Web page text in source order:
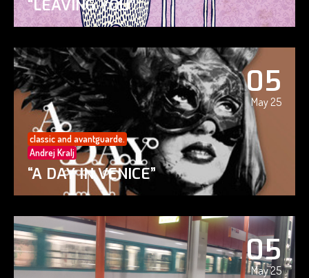
“LEAVING YOU”
05
May 25
classic and avantguarde.
Andrej Kralj
“A DAY IN VENICE”
05
May 25